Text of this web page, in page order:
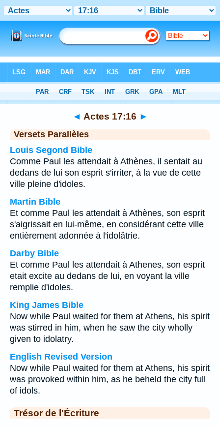
Chapitre 17> Verset 16
◄ Actes 17:16 ►
Versets Parallèles
Louis Segond Bible
Comme Paul les attendait à Athènes, il sentait au
dedans de lui son esprit s'irriter, à la vue de cette
ville pleine d'idoles.
Martin Bible
Et comme Paul les attendait à Athènes, son esprit
s'aigrissait en lui-même, en considérant cette ville
entièrement adonnée à l'idolâtrie.
Darby Bible
Et comme Paul les attendait à Athenes, son esprit
etait excite au dedans de lui, en voyant la ville
remplie d'idoles.
King James Bible
Now while Paul waited for them at Athens, his spirit
was stirred in him, when he saw the city wholly
given to idolatry.
English Revised Version
Now while Paul waited for them at Athens, his spirit
was provoked within him, as he beheld the city full
of idols.
Trésor de l'Écriture